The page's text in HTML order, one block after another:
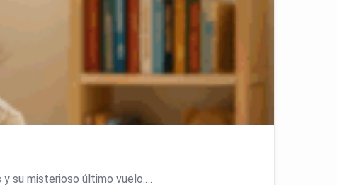
y su misterioso último vuelo.…